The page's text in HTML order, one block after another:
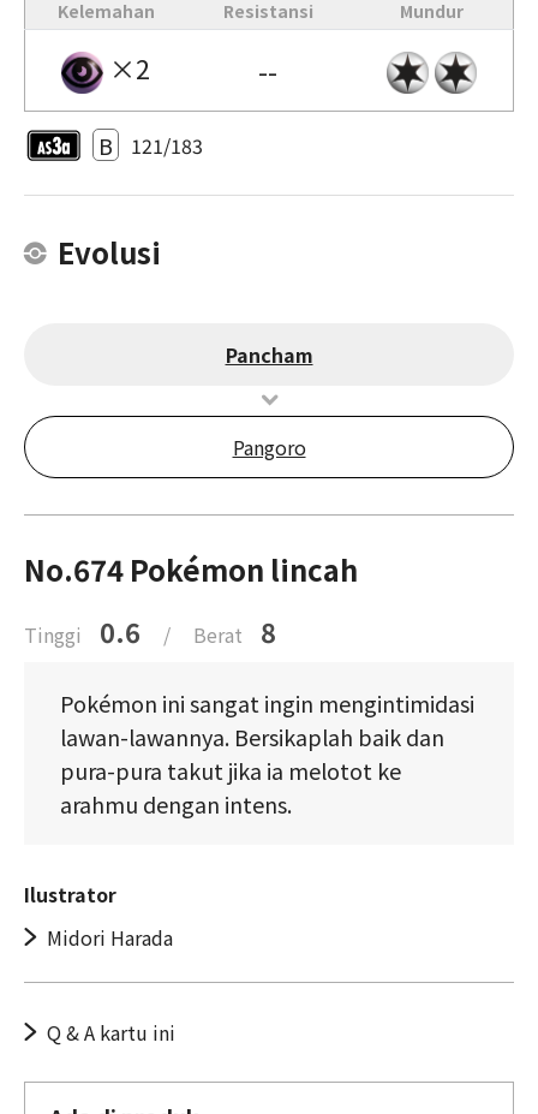
Kelemahan Resistansi Mundur
×2 --
B 121/183
Evolusi
Pancham
Pangoro
No.674 Pokémon lincah
Tinggi 0.6 / Berat 8
Pokémon ini sangat ingin mengintimidasi
lawan-lawannya. Bersikaplah baik dan
pura-pura takut jika ia melotot ke
arahmu dengan intens.
Ilustrator
Midori Harada
Q & A kartu ini